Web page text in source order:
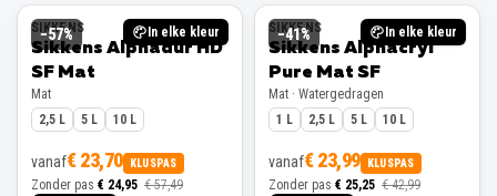
−57% In elke kleur
SIKKENS
Sikkens Alphadur HD
SF Mat
Mat
2,5 L
5 L 10 L
vanaf€ 23,70 KLUSPAS
Zonder pas € 24,95 € 57,49
−41% In elke kleur
SIKKENS
Sikkens Alphacryl
Pure Mat SF
Mat · Watergedragen
1 L
2,5 L 5 L 10 L
vanaf€ 23,99 KLUSPAS
Zonder pas € 25,25 € 42,99